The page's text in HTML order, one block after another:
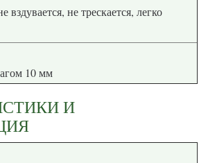
не трескается, легко
10 мм
И